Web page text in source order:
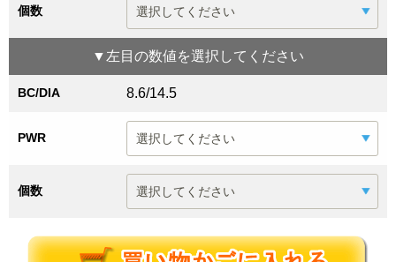
個数
▼ 左目 の数値を選択してください
BC/DIA 8.6/14.5
PWR
個数